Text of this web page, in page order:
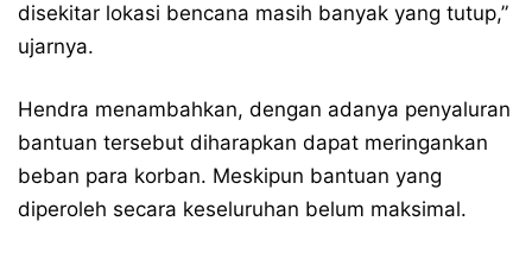
disekitar lokasi bencana masih banyak yang tutup,”
ujarnya.
Hendra menambahkan, dengan adanya penyaluran
bantuan tersebut diharapkan dapat meringankan
beban para korban. Meskipun bantuan yang
diperoleh secara keseluruhan belum maksimal.